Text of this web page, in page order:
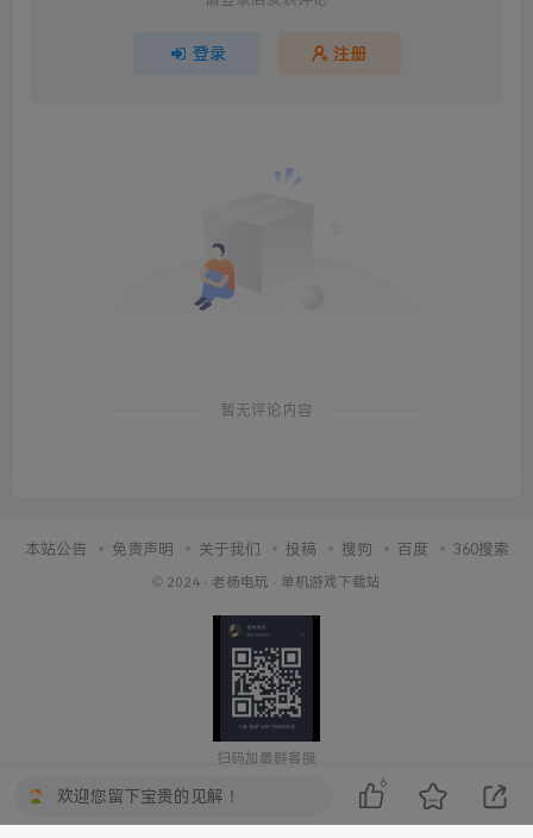
登录 注册
暂无评论内容
本站公告 免责声明 关于我们 投稿 搜狗 百度 360搜索
© 2024 · 老杨电玩 · 单机游戏下载站
扫码加最群客服
欢迎您留下宝贵的见解！
6